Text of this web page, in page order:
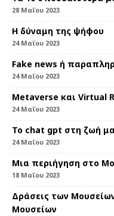
28 Μαΐου 2023
Η δύναμη της ψήφου
24 Μαΐου 2023
Fake news ή
24 Μαΐου 2023
Metaverse και Virtual
24 Μαΐου 2023
Το chat gpt στη ζωή
24 Μαΐου 2023
Μια περιήγηση στο
18 Μαΐου 2023
Δράσεις των
Μουσείων